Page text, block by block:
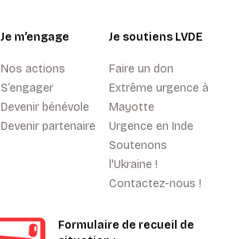
Je m’engage
Nos actions
S’engager
Devenir bénévole
Devenir partenaire
Je soutiens LVDE
Faire un don
Extrême urgence à
Mayotte
Urgence en Inde
Soutenons
l'Ukraine !
Contactez-nous !
Formulaire de recueil de